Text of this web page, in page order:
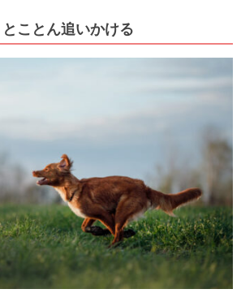
ことん追いかける